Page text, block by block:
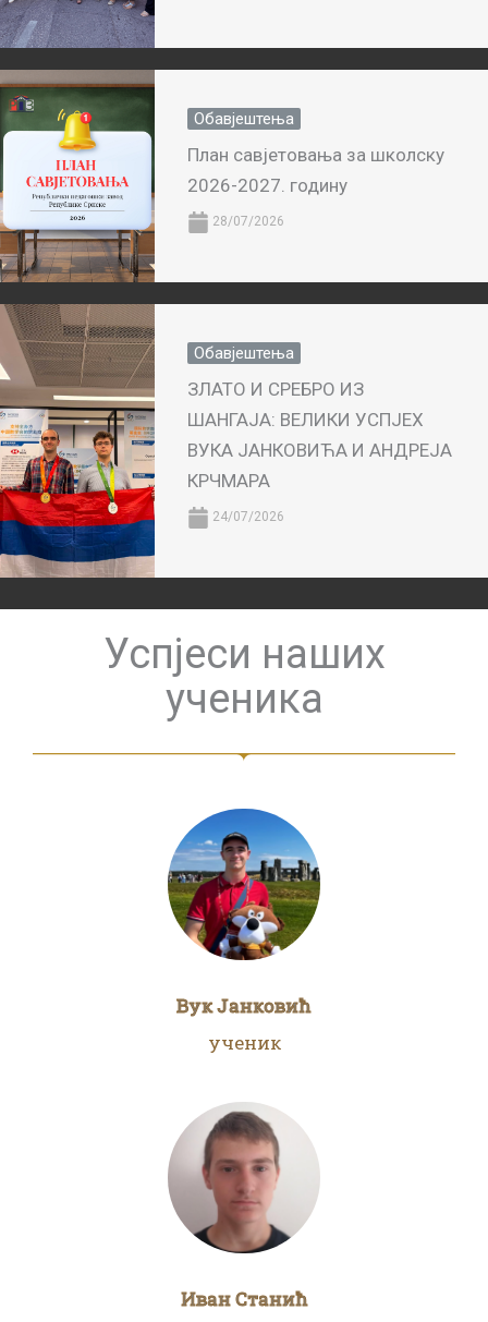
Обавјештења
План савјетовања за школску
2026-2027. годину
28/07/2026
Обавјештења
ЗЛАТО И СРЕБРО ИЗ
ШАНГАЈА: ВЕЛИКИ УСПЈЕХ
ВУКА ЈАНКОВИЋА И АНДРЕЈА
КРЧМАРА
24/07/2026
Успјеси наших
ученика
Вук Јанковић
ученик
Иван Станић